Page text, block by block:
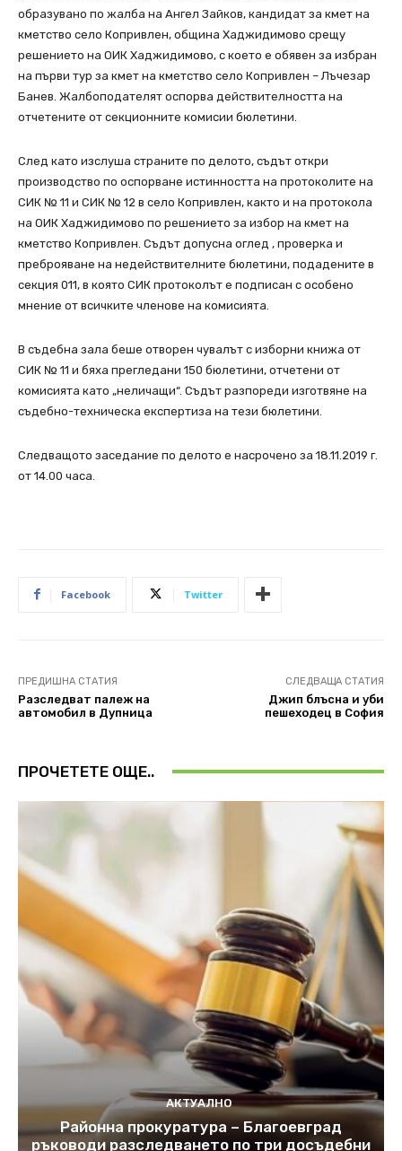
образувано по жалба на Ангел Зайков, кандидат за кмет на
кметство село Копривлен, община Хаджидимово срещу
решението на ОИК Хаджидимово, с което е обявен за избран
на първи тур за кмет на кметство село Копривлен – Лъчезар
Банев. Жалбоподателят оспорва действителността на
отчетените от секционните комисии бюлетини.
След като изслуша страните по делото, съдът откри
производство по оспорване истинността на протоколите на
СИК № 11 и СИК № 12 в село Копривлен, както и на протокола
на ОИК Хаджидимово по решението за избор на кмет на
кметство Копривлен. Съдът допусна оглед , проверка и
преброяване на недействителните бюлетини, подадените в
секция 011, в която СИК протоколът е подписан с особено
мнение от всичките членове на комисията.
В съдебна зала беше отворен чувалът с изборни книжа от
СИК № 11 и бяха прегледани 150 бюлетини, отчетени от
комисията като „неличащи“. Съдът разпореди изготвяне на
съдебно-техническа експертиза на тези бюлетини.
Следващото заседание по делото е насрочено за 18.11.2019 г.
от 14.00 часа.
Facebook Twitter
ПРЕДИШНА СТАТИЯ
Разследват палеж на
автомобил в Дупница
СЛЕДВАЩА СТАТИЯ
Джип блъсна и уби
пешеходец в София
ПРОЧЕТЕТЕ ОЩЕ..
АКТУАЛНО
Районна прокуратура – Благоевград
ръководи разследването по три досъдебни